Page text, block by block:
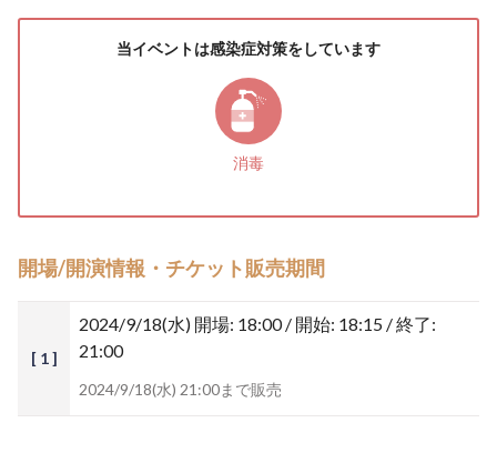
当イベントは感染症対策をしています
消毒
開場/開演情報・チケット販売期間
[ 1 ]
2024/9/18(水) 開場: 18:00 / 開始: 18:15 / 終了:
21:00
2024/9/18(水) 21:00まで販売